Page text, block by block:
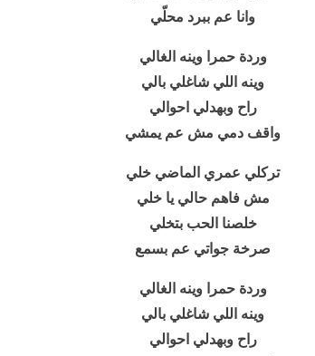
وانا عم ببرد محلّي
وردة حمرا وينه الغالي
وينه اللي شاغلي بالي
راح وبهدلي احوالي
واقف دمي مش عم يمشي
تركلي عمري الماضي خلي
مش فاهم حالي يا خلي
خلصنا الحب بتخلي
صرخة جواتي عم بسمع
وردة حمرا وينه الغالي
وينه اللي شاغلي بالي
راح وبهدلي احوالي